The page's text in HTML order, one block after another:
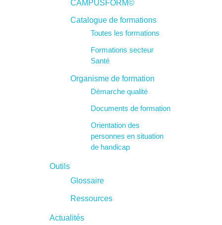
CAMPUSFORM©
Catalogue de formations
Toutes les formations
Formations secteur
Santé
Organisme de formation
Démarche qualité
Documents de formation
Orientation des
personnes en situation
de handicap
Outils
Glossaire
Ressources
Actualités